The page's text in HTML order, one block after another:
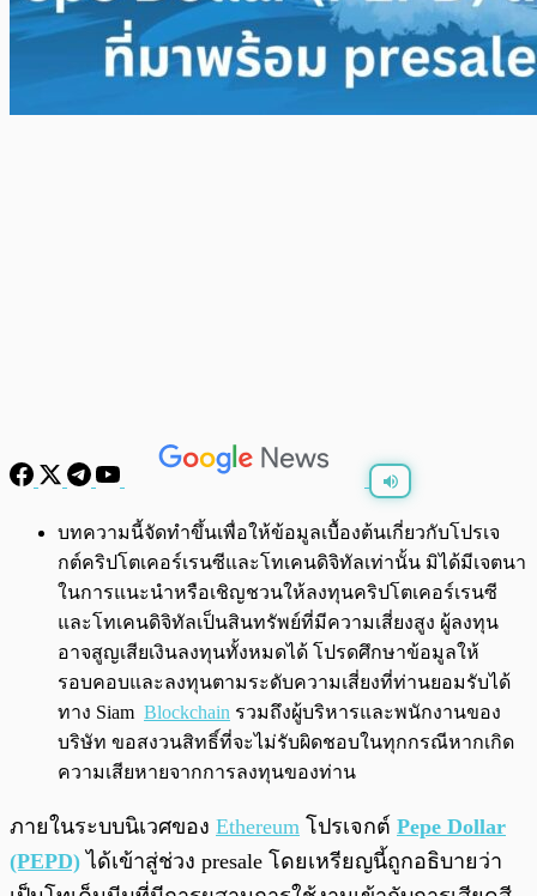
พร้อมเล่น 0:00/0:00
บทความนี้จัดทำขึ้นเพื่อให้ข้อมูลเบื้องต้นเกี่ยวกับโปรเจ
กต์คริปโตเคอร์เรนซีและโทเคนดิจิทัลเท่านั้น มิได้มีเจตนา
ในการแนะนำหรือเชิญชวนให้ลงทุนคริปโตเคอร์เรนซี
และโทเคนดิจิทัลเป็นสินทรัพย์ที่มีความเสี่ยงสูง ผู้ลงทุน
อาจสูญเสียเงินลงทุนทั้งหมดได้ โปรดศึกษาข้อมูลให้
รอบคอบและลงทุนตามระดับความเสี่ยงที่ท่านยอมรับได้
ทาง Siam Blockchain รวมถึงผู้บริหารและพนักงานของ
บริษัท ขอสงวนสิทธิ์ที่จะไม่รับผิดชอบในทุกกรณีหากเกิด
ความเสียหายจากการลงทุนของท่าน
ภายในระบบนิเวศของ Ethereum โปรเจกต์ Pepe Dollar
(PEPD) ได้เข้าสู่ช่วง presale โดยเหรียญนี้ถูกอธิบายว่า